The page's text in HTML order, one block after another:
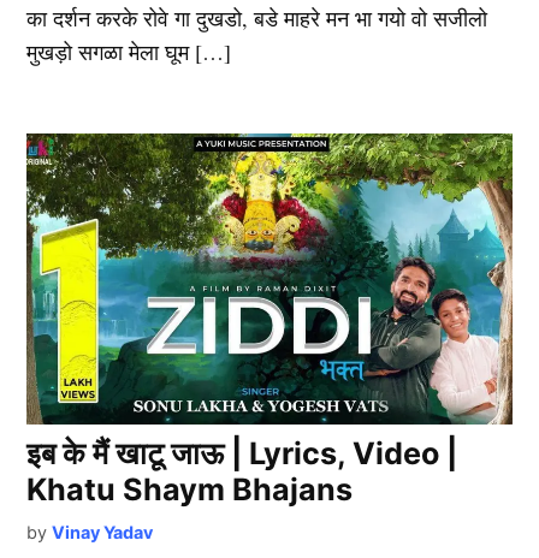
का दर्शन करके रोवे गा दुखडो, बडे माहरे मन भा गयो वो सजीलो
मुखड़ो सगळा मेला घूम […]
इब के मैं खाटू जाऊ | Lyrics, Video |
Khatu Shaym Bhajans
by Vinay Yadav